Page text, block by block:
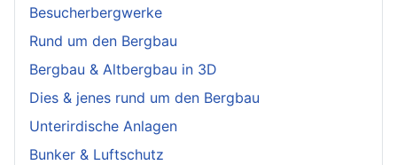
Besucherbergwerke
Rund um den Bergbau
Bergbau & Altbergbau in 3D
Dies & jenes rund um den Bergbau
Unterirdische Anlagen
Bunker & Luftschutz